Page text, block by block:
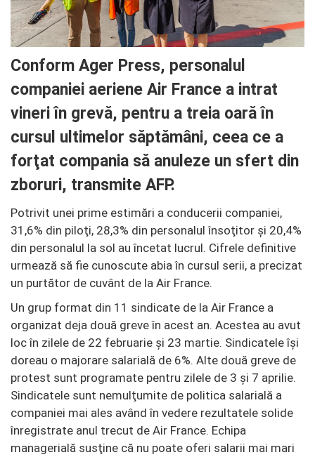
Conform Ager Press, personalul
companiei aeriene Air France a intrat
vineri în grevă, pentru a treia oară în
cursul ultimelor săptămâni, ceea ce a
forţat compania să anuleze un sfert din
zboruri, transmite AFP.
Potrivit unei prime estimări a conducerii companiei,
31,6% din piloţi, 28,3% din personalul însoţitor şi 20,4%
din personalul la sol au încetat lucrul. Cifrele definitive
urmează să fie cunoscute abia în cursul serii, a precizat
un purtător de cuvânt de la Air France.
Un grup format din 11 sindicate de la Air France a
organizat deja două greve în acest an. Acestea au avut
loc în zilele de 22 februarie şi 23 martie. Sindicatele își
doreau o majorare salarială de 6%. Alte două greve de
protest sunt programate pentru zilele de 3 şi 7 aprilie.
Sindicatele sunt nemulţumite de politica salarială a
companiei mai ales având în vedere rezultatele solide
înregistrate anul trecut de Air France. Echipa
managerială susţine că nu poate oferi salarii mai mari